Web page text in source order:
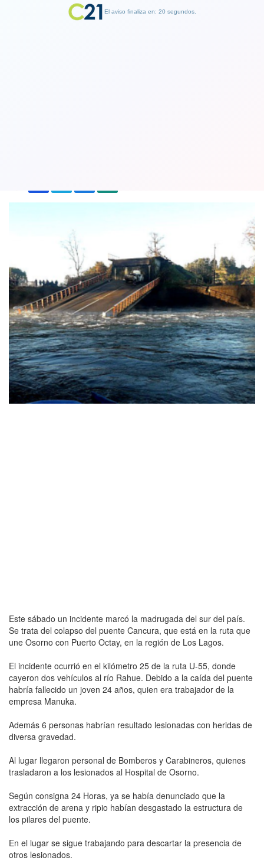
Este sábado un incidente marcó la madrugada del sur del país.
Se trata del colapso del puente Cancura, que está en la ruta que
une Osorno con Puerto Octay, en la región de Los Lagos.
El incidente ocurrió en el kilómetro 25 de la ruta U-55, donde
cayeron dos vehículos al río Rahue. Debido a la caída del puente
habría fallecido un joven 24 años, quien era trabajador de la
empresa Manuka.
Además 6 personas habrían resultado lesionadas con heridas de
diversa gravedad.
Al lugar llegaron personal de Bomberos y Carabineros, quienes
trasladaron a los lesionados al Hospital de Osorno.
Según consigna 24 Horas, ya se había denunciado que la
extracción de arena y ripio habían desgastado la estructura de
los pilares del puente.
En el lugar se sigue trabajando para descartar la presencia de
otros lesionados.
El aviso finaliza en: 19 segundos.